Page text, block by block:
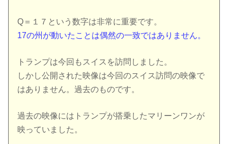
Q＝１７という数字は非常に重要です。
17の州が動いたことは偶然の一致ではありません。
トランプは今回もスイスを訪問しました。
しかし公開された映像は今回のスイス訪問の映像で
はありません。過去のものです。
過去の映像にはトランプが搭乗したマリーンワンが
映っていました。